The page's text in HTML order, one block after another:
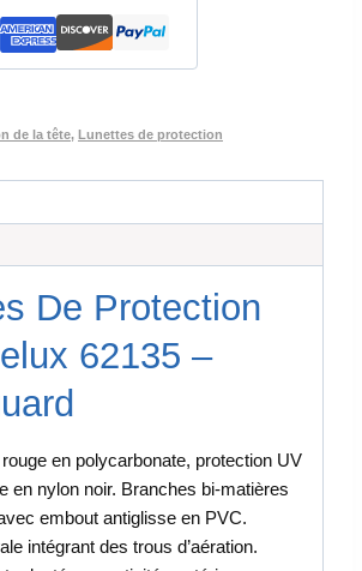
de la tête, Lunettes de protection
De Protection
62135 –
en polycarbonate, protection UV
en nylon noir. Branches bi-matières
embout antiglisse en PVC.
intégrant des trous d’aération.